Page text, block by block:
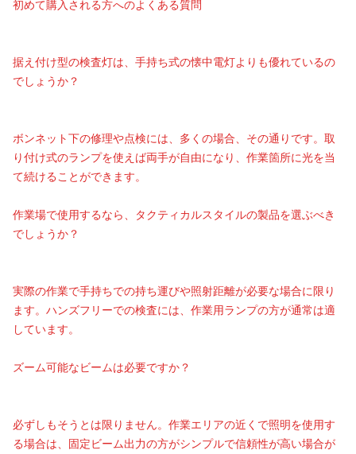
初めて購入される方へのよくある質問
据え付け型の検査灯は、手持ち式の懐中電灯よりも優れているの
でしょうか？
ボンネット下の修理や点検には、多くの場合、その通りです。取
り付け式のランプを使えば両手が自由になり、作業箇所に光を当
て続けることができます。
作業場で使用するなら、タクティカルスタイルの製品を選ぶべき
でしょうか？
実際の作業で手持ちでの持ち運びや照射距離が必要な場合に限り
ます。ハンズフリーでの検査には、作業用ランプの方が通常は適
しています。
ズーム可能なビームは必要ですか？
必ずしもそうとは限りません。作業エリアの近くで照明を使用す
る場合は、固定ビーム出力の方がシンプルで信頼性が高い場合が